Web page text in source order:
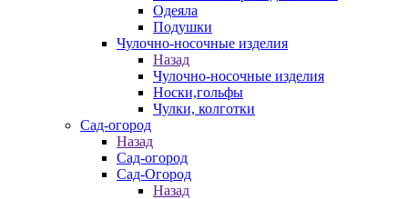
Одеяла
Подушки
Чулочно-носочные изделия
Назад
Чулочно-носочные изделия
Носки,гольфы
Чулки, колготки
Сад-огород
Назад
Сад-огород
Сад-Огород
Назад